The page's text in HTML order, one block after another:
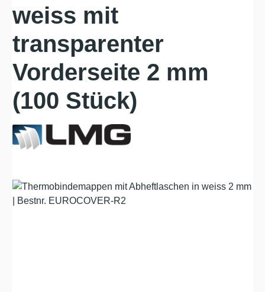
weiss mit
transparenter
Vorderseite 2 mm
(100 Stück)
Bildergalerie überspringen